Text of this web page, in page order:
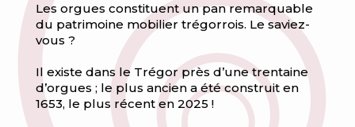
Les orgues constituent un pan remarquable
du patrimoine mobilier trégorrois. Le saviez-
vous ?
Il existe dans le Trégor près d’une trentaine
d’orgues ; le plus ancien a été construit en
1653, le plus récent en 2025 !